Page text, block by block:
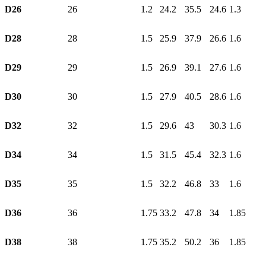
D26 26 1.2 24.2 35.5 24.6 1.3
D28 28 1.5 25.9 37.9 26.6 1.6
D29 29 1.5 26.9 39.1 27.6 1.6
D30 30 1.5 27.9 40.5 28.6 1.6
D32 32 1.5 29.6 43 30.3 1.6
D34 34 1.5 31.5 45.4 32.3 1.6
D35 35 1.5 32.2 46.8 33 1.6
D36 36 1.75 33.2 47.8 34 1.85
D38 38 1.75 35.2 50.2 36 1.85